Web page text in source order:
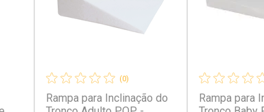
(0)
Rampa para Inclinação do
Rampa para